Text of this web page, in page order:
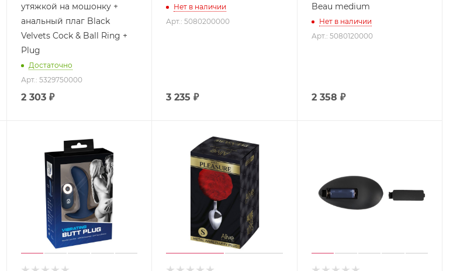
утяжкой на мошонку +
анальный плаг Black
Velvets Cock & Ball Ring +
Plug
Достаточно
Арт.: 5329750000
2 303₽
Нет в наличии
Арт.: 5080200000
3 235 ₽
Beau medium
Нет в наличии
Арт.: 5080120000
2 358 ₽